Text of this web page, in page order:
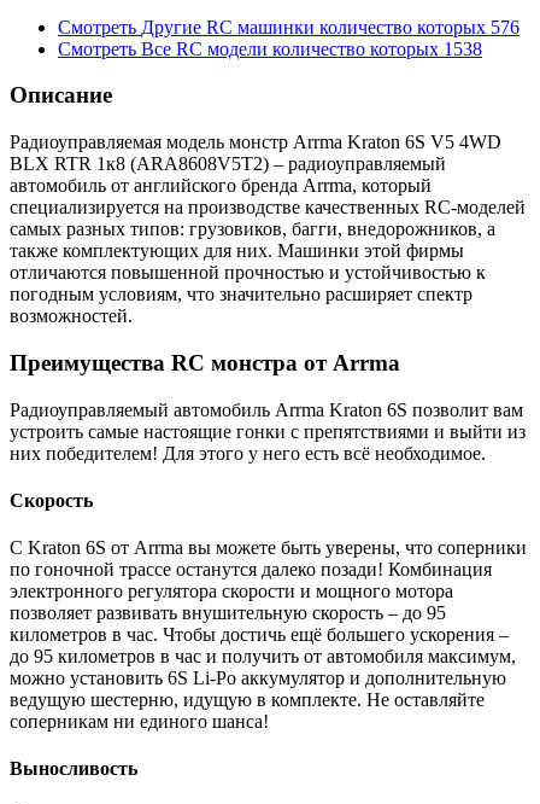
Смотреть Другие RC машинки количество которых 576
Смотреть Все RC модели количество которых 1538
Описание
Радиоуправляемая модель монстр Arrma Kraton 6S V5 4WD
BLX RTR 1к8 (ARA8608V5T2) – радиоуправляемый
автомобиль от английского бренда Arrma, который
специализируется на производстве качественных RC-моделей
самых разных типов: грузовиков, багги, внедорожников, а
также комплектующих для них. Машинки этой фирмы
отличаются повышенной прочностью и устойчивостью к
погодным условиям, что значительно расширяет спектр
возможностей.
Преимущества RC монстра от Arrma
Радиоуправляемый автомобиль Arrma Kraton 6S позволит вам
устроить самые настоящие гонки с препятствиями и выйти из
них победителем! Для этого у него есть всё необходимое.
Скорость
С Kraton 6S от Arrma вы можете быть уверены, что соперники
по гоночной трассе останутся далеко позади! Комбинация
электронного регулятора скорости и мощного мотора
позволяет развивать внушительную скорость – до 95
километров в час. Чтобы достичь ещё большего ускорения –
до 95 километров в час и получить от автомобиля максимум,
можно установить 6S Li-Po аккумулятор и дополнительную
ведущую шестерню, идущую в комплекте. Не оставляйте
соперникам ни единого шанса!
Выносливость